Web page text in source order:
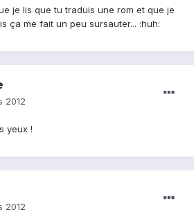
je lis que tu traduis une rom et que je
ça me fait un peu sursauter... :huh:
2012
yeux !
2012